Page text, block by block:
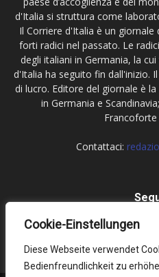
Cookie-Einstellungen
Diese Webseite verwendet
Bedienfreundlichkeit zu
d'Italia si struttura come
Il Corriere d'Italia è un
forti radici nel passato. Le
degli italiani in Germania, la
d'Italia ha seguito fin dall'inizio.
di lucro. Editore del giornale è
in Germania e
Contattaci: